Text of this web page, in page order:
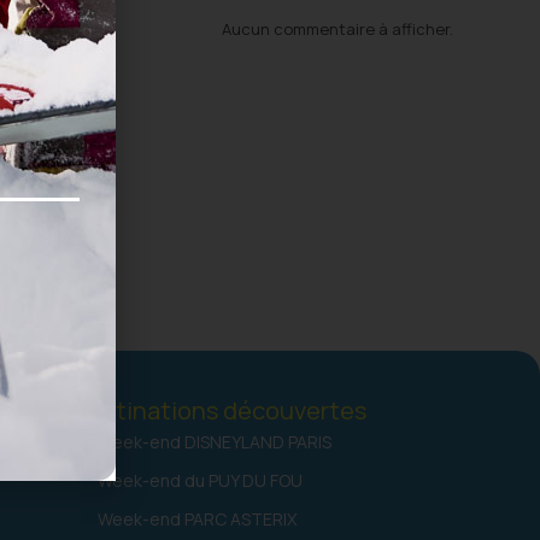
Aucun commentaire à afficher.
Destinations découvertes
Week-end DISNEYLAND PARIS
Week-end du PUY DU FOU
Week-end PARC ASTERIX